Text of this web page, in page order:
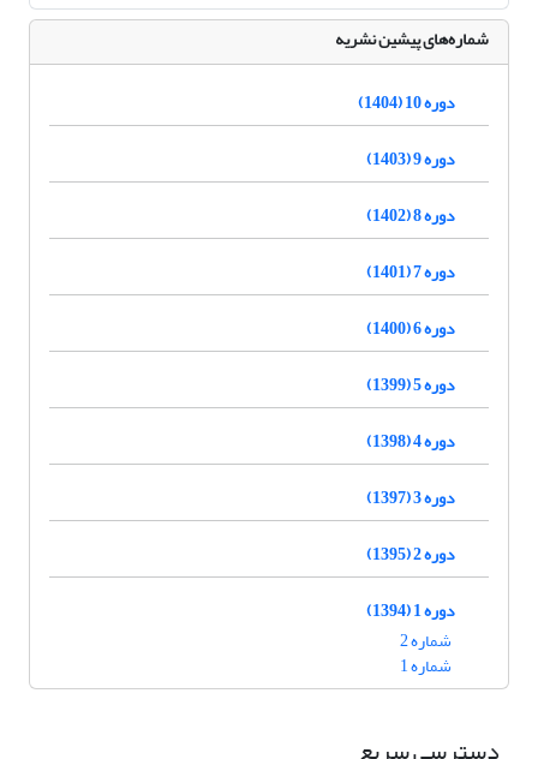
شماره‌های پیشین نشریه
دوره 10 (1404)
دوره 9 (1403)
دوره 8 (1402)
دوره 7 (1401)
دوره 6 (1400)
دوره 5 (1399)
دوره 4 (1398)
دوره 3 (1397)
دوره 2 (1395)
دوره 1 (1394)
شماره 2
شماره 1